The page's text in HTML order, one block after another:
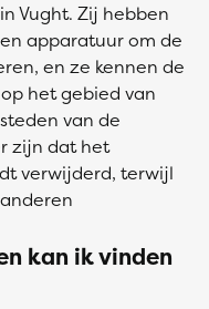
Vught. Zij hebben
apparatuur om de
en ze kennen de
het gebied van
van de
zijn dat het
verwijderd, terwijl
kan ik vinden